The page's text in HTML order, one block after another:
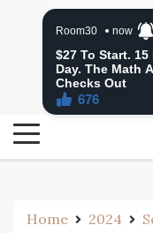
24 Ghanta
24 Ghanta Bengali News
Home 2024